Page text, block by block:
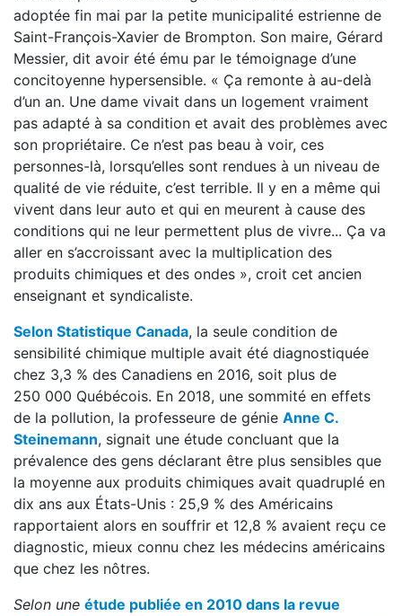
adoptée fin mai par la petite municipalité estrienne de
Saint-François-Xavier de Brompton. Son maire, Gérard
Messier, dit avoir été ému par le témoignage d’une
concitoyenne hypersensible. « Ça remonte à au-delà
d’un an. Une dame vivait dans un logement vraiment
pas adapté à sa condition et avait des problèmes avec
son propriétaire. Ce n’est pas beau à voir, ces
personnes-là, lorsqu’elles sont rendues à un niveau de
qualité de vie réduite, c’est terrible. Il y en a même qui
vivent dans leur auto et qui en meurent à cause des
conditions qui ne leur permettent plus de vivre... Ça va
aller en s’accroissant avec la multiplication des
produits chimiques et des ondes », croit cet ancien
enseignant et syndicaliste.
Selon Statistique Canada, la seule condition de
sensibilité chimique multiple avait été diagnostiquée
chez 3,3 % des Canadiens en 2016, soit plus de
250 000 Québécois. En 2018, une sommité en effets
de la pollution, la professeure de génie Anne C.
Steinemann, signait une étude concluant que la
prévalence des gens déclarant être plus sensibles que
la moyenne aux produits chimiques avait quadruplé en
dix ans aux États-Unis : 25,9 % des Américains
rapportaient alors en souffrir et 12,8 % avaient reçu ce
diagnostic, mieux connu chez les médecins américains
que chez les nôtres.
Selon une étude publiée en 2010 dans la revue